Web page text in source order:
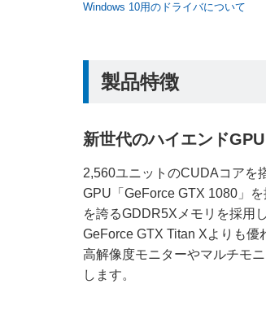
Windows 10用のドライバについて
製品特徴
新世代のハイエンド
2,560ユニットのCUDAコアを
GPU「GeForce GTX 1080」
を誇るGDDR5Xメモリを採用
GeForce GTX Titan Xよりも
高解像度モニターやマルチモ
します。